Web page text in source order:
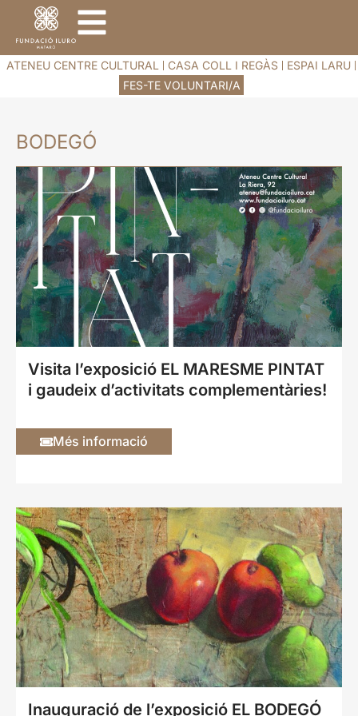
ATENEU CENTRE CULTURAL CASA COLL I REGÀS
ESPAI LARU
FES-TE VOLUNTARI/A
BODEGÓ
Visita l’exposició EL MARESME PINTAT
i gaudeix d’activitats complementàries!
Més informació
Inauguració de l’exposició EL BODEGÓ